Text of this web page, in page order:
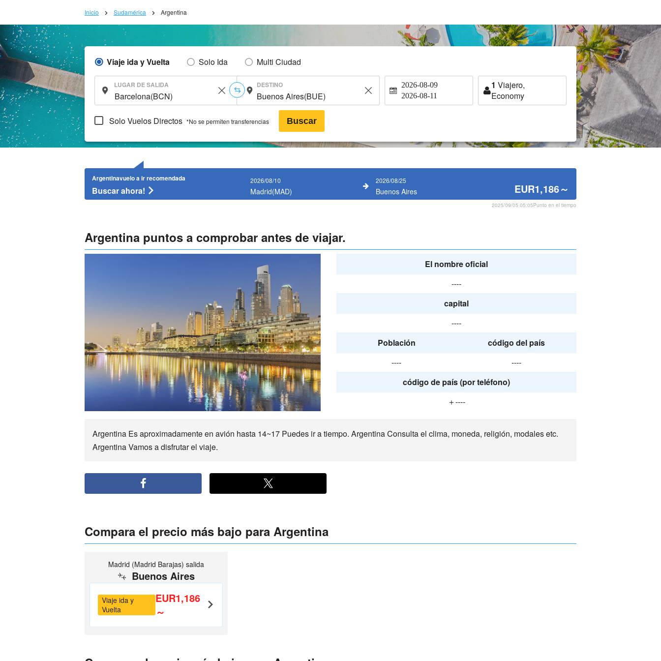
Inicio Sudamérica Argentina
Viaje ida y Vuelta Solo Ida Multi Ciudad
LUGAR DE SALIDA DESTINO 2026-08-09
2026-08-11
1 Viajero,
Economy
Solo Vuelos Directos *No se permiten transferencias Buscar
Argentinavuelo a ir recomendada
Buscar ahora!
2026/08/10
Madrid(MAD)
2026/08/25
Buenos Aires EUR1,186～
2025/09/05 05:05Punto en el tiempo
Argentina puntos a comprobar antes de viajar.
El nombre oficial
----
capital
----
Población
código del país
----
----
código de país (por teléfono)
＋----
Argentina Es aproximadamente en avión hasta 14~17 Puedes ir a tiempo. Argentina Consulta el clima, moneda, religión, modales etc.
Argentina Vamos a disfrutar el viaje.
Compara el precio más bajo para Argentina
Madrid (Madrid Barajas) salida
Buenos Aires
Viaje ida y
Vuelta
EUR1,186
～